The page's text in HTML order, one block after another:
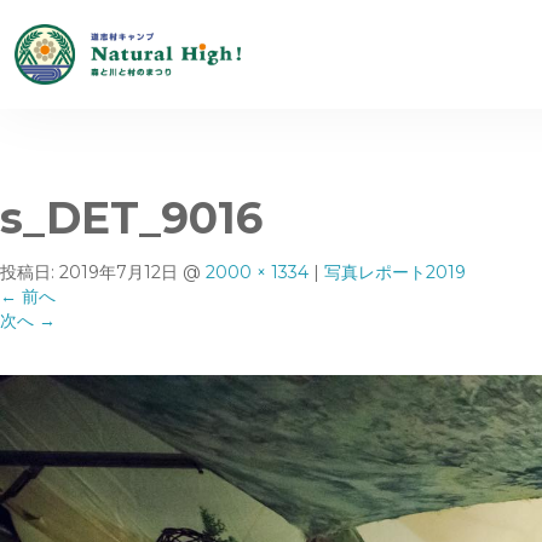
s_DET_9016
投稿日: 2019年7月12日 @ 2000 × 1334 | 写真レポート2019
← 前へ
次へ →